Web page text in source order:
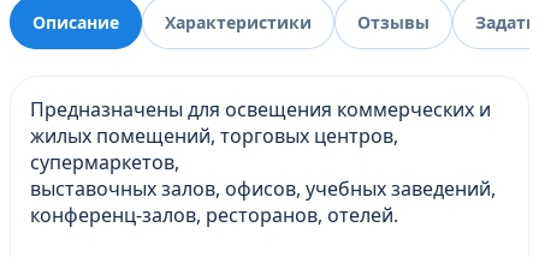
Описание Характеристики Отзывы
Предназначены для освещения коммерческих и
жилых помещений, торговых центров,
супермаркетов,
выставочных залов, офисов, учебных заведений,
конференц-залов, ресторанов, отелей.